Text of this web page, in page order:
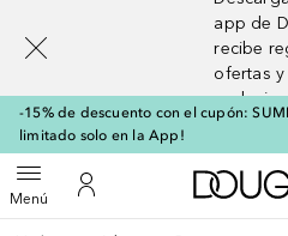
app de
recibe
ofertas
-15% de descuento con el cupón:
limitado solo en la App!
MenúAbrir menúMi cuenta
Regresar
Ejecutar búsqueda
[navigation.slideout.screenreader]